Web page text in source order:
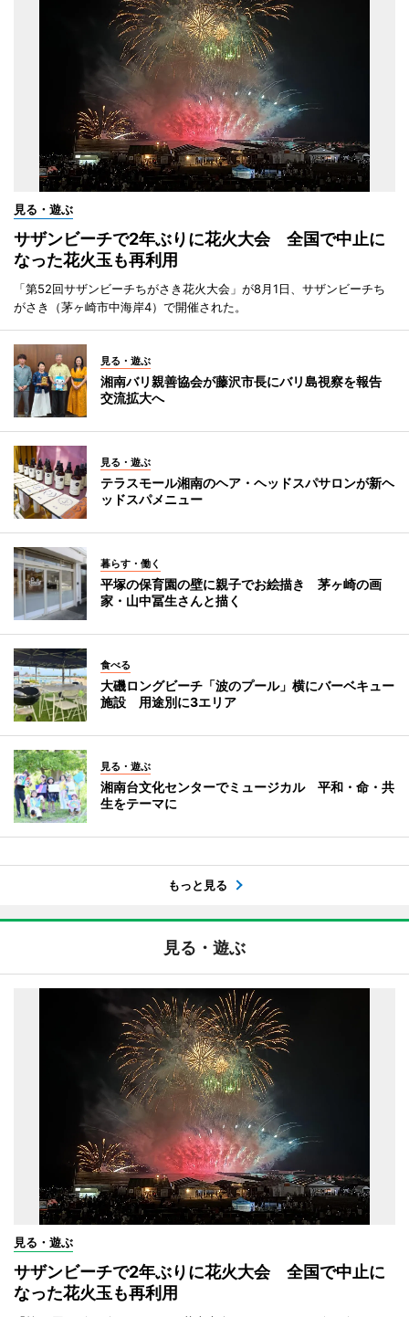
見る・遊ぶ
サザンビーチで2年ぶりに花火大会 全国で中止に
なった花火玉も再利用
「第52回サザンビーチちがさき花火大会」が8月1日、サザンビーチち
がさき（茅ヶ崎市中海岸4）で開催された。
見る・遊ぶ
湘南バリ親善協会が藤沢市長にバリ島視察を報告
交流拡大へ
見る・遊ぶ
テラスモール湘南のヘア・ヘッドスパサロンが新ヘ
ッドスパメニュー
暮らす・働く
平塚の保育園の壁に親子でお絵描き 茅ヶ崎の画
家・山中冨生さんと描く
食べる
大磯ロングビーチ「波のプール」横にバーベキュー
施設 用途別に3エリア
見る・遊ぶ
湘南台文化センターでミュージカル 平和・命・共
生をテーマに
もっと見る
見る・遊ぶ
見る・遊ぶ
サザンビーチで2年ぶりに花火大会 全国で中止に
なった花火玉も再利用